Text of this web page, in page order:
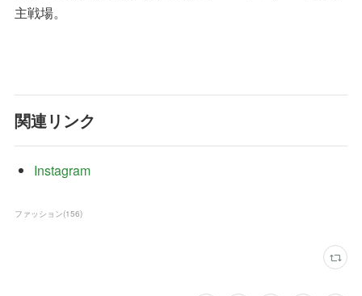
主戦場。
関連リンク
Instagram
ファッション(156)